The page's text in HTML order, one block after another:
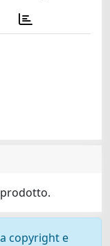
copyright e